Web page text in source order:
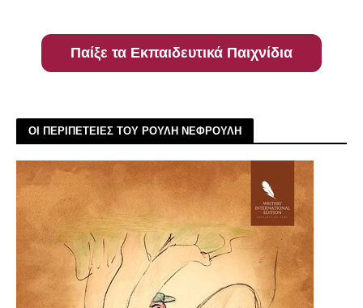
Παίξε τα Εκπαιδευτικά Παιχνίδια
ΟΙ ΠΕΡΙΠΕΤΕΙΕΣ ΤΟΥ ΡΟΥΛΗ ΝΕΦΡΟΥΛΗ